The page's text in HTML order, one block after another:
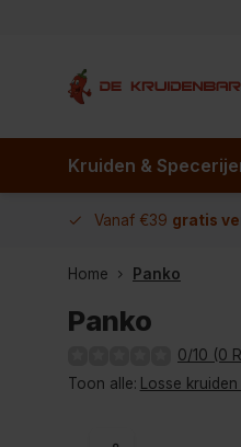
Kruiden &
Vanaf €39 gratis
Home Panko
Panko
0/10 (0
Toon alle: Losse